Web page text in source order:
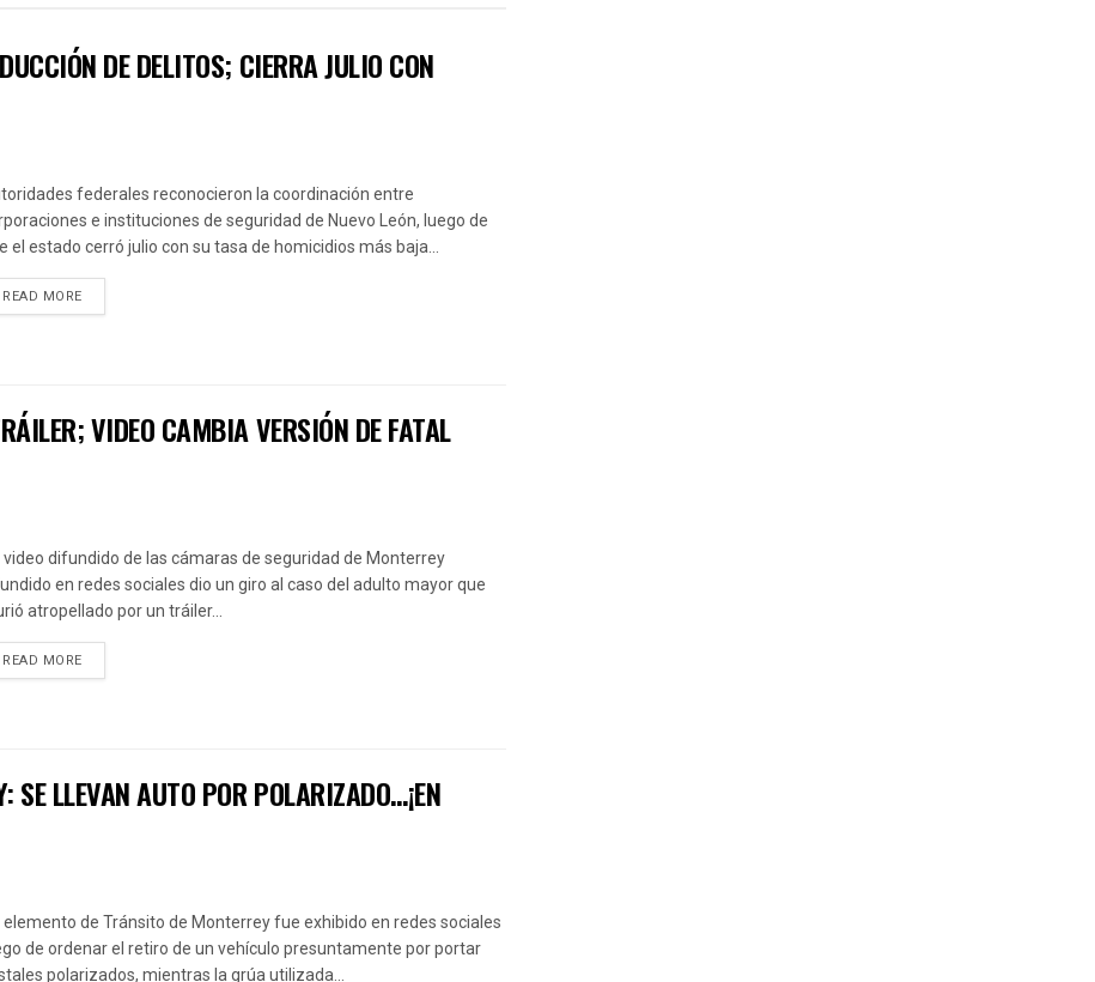
DE DELITOS; CIERRA JULIO CON
federales reconocieron la coordinación entre
e instituciones de seguridad de Nuevo León, luego de
el estado cerró julio con su tasa de homicidios más baja...
READ MORE
VIDEO CAMBIA VERSIÓN DE FATAL
video difundido de las cámaras de seguridad de Monterrey
en redes sociales dio un giro al caso del adulto mayor que
atropellado por un tráiler...
READ MORE
SE LLEVAN AUTO POR POLARIZADO…¡EN
elemento de Tránsito de Monterrey fue exhibido en redes sociales
de ordenar el retiro de un vehículo presuntamente por portar
polarizados, mientras la grúa utilizada...